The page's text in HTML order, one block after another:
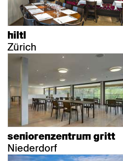
hiltl
Zürich
seniorenzentrum gritt
Niederdorf